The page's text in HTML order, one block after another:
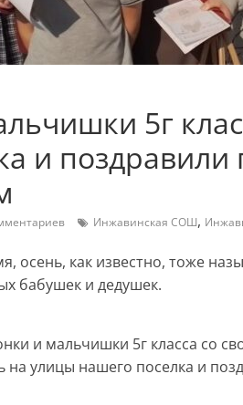
5г
и
Инжавинская СОШ,
осень, как известно, тоже
бабушек и дедушек.
и мальчишки 5г класса со
на улицы нашего поселка и